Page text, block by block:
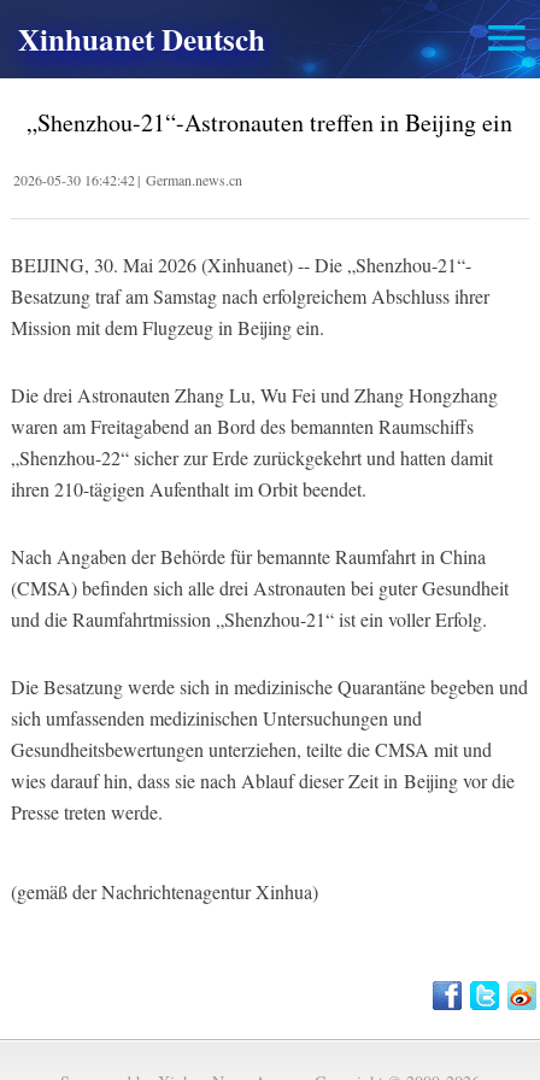
Xinhuanet Deutsch
„Shenzhou-21“-Astronauten treffen in Beijing ein
2026-05-30 16:42:42| German.news.cn
BEIJING, 30. Mai 2026 (Xinhuanet) -- Die „Shenzhou-21“-
Besatzung traf am Samstag nach erfolgreichem Abschluss ihrer
Mission mit dem Flugzeug in Beijing ein.
Die drei Astronauten Zhang Lu, Wu Fei und Zhang Hongzhang
waren am Freitagabend an Bord des bemannten Raumschiffs
„Shenzhou-22“ sicher zur Erde zurückgekehrt und hatten damit
ihren 210-tägigen Aufenthalt im Orbit beendet.
Nach Angaben der Behörde für bemannte Raumfahrt in China
(CMSA) befinden sich alle drei Astronauten bei guter Gesundheit
und die Raumfahrtmission „Shenzhou-21“ ist ein voller Erfolg.
Die Besatzung werde sich in medizinische Quarantäne begeben und
sich umfassenden medizinischen Untersuchungen und
Gesundheitsbewertungen unterziehen, teilte die CMSA mit und
wies darauf hin, dass sie nach Ablauf dieser Zeit in Beijing vor die
Presse treten werde.
(gemäß der Nachrichtenagentur Xinhua)